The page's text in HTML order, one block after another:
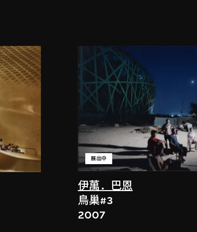
伊萬．巴恩
展出中
鳥巢#3
2007